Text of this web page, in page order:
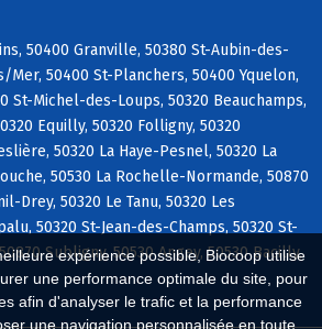
expérience possible, Biocoop utilise
une performance optimale du site, pour
afin d'analyser le trafic et la performance
une navigation personnalisée en toute
50400 Granville, 50380 St-Aubin-des-
Mer, 50400 St-Planchers, 50400 Yquelon,
St-Michel-des-Loups, 50320 Beauchamps,
Equilly, 50320 Folligny, 50320
50320 La Haye-Pesnel, 50320 La
50530 La Rochelle-Normande, 50870
Drey, 50320 Le Tanu, 50320 Les
50320 St-Jean-des-Champs, 50320 St-
Subligny, 50530 Angey, 50530 Bacilly,